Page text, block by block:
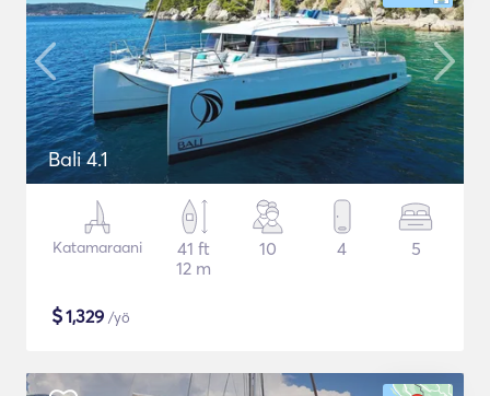
Bali 4.1
Katamaraani
41 ft
12 m
10 4 5
$1,329 /yö